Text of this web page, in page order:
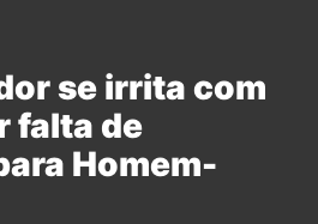
se irrita com
falta de
Homem-